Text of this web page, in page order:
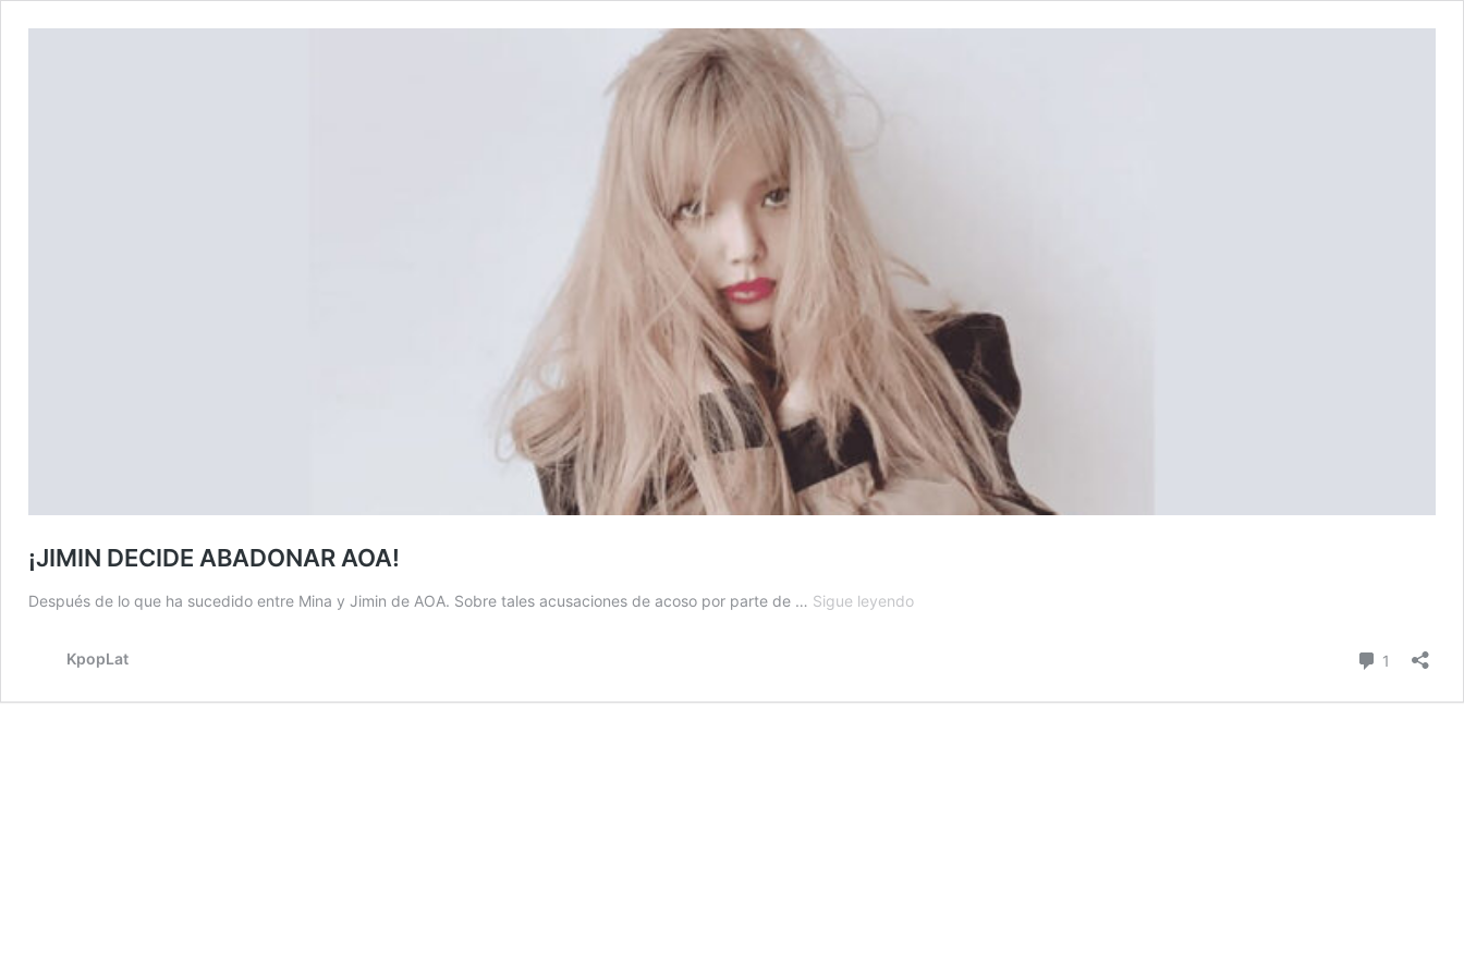
¡JIMIN DECIDE ABADONAR AOA!
Después de lo que ha sucedido entre Mina y Jimin de AOA. Sobre tales acusaciones de acoso por parte de … Sigue leyendo¡JIMIN
KpopLat 1